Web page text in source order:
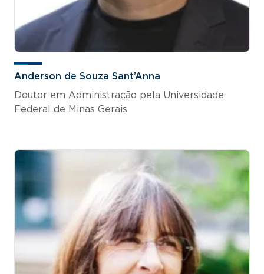
Anderson de Souza Sant’Anna
Doutor em Administração pela Universidade
Federal de Minas Gerais